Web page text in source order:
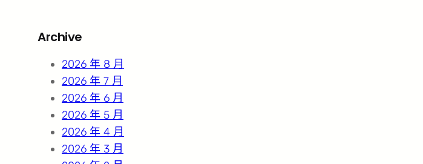
c
Archive
2026 年 8 月
2026 年 7 月
2026 年 6 月
2026 年 5 月
2026 年 4 月
2026 年 3 月